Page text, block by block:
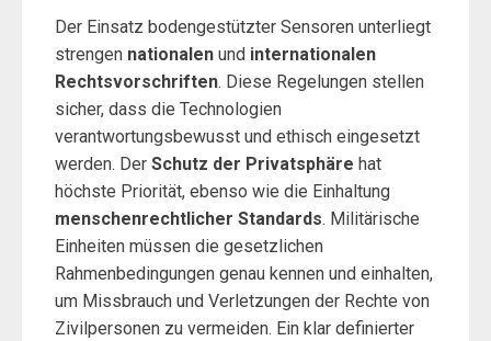
Der Einsatz bodengestützter Sensoren unterliegt
strengen nationalen und internationalen
Rechtsvorschriften. Diese Regelungen stellen
sicher, dass die Technologien
verantwortungsbewusst und ethisch eingesetzt
werden. Der Schutz der Privatsphäre hat
höchste Priorität, ebenso wie die Einhaltung
menschenrechtlicher Standards. Militärische
Einheiten müssen die gesetzlichen
Rahmenbedingungen genau kennen und einhalten,
um Missbrauch und Verletzungen der Rechte von
Zivilpersonen zu vermeiden. Ein klar definierter